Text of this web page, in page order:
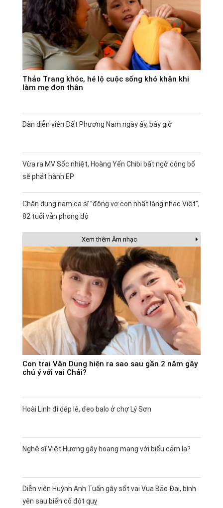
Thảo Trang khóc, hé lộ cuộc sống khó khăn khi
làm mẹ đơn thân
Dàn diễn viên Đất Phương Nam ngày ấy, bây giờ
Vừa ra MV Sốc nhiệt, Hoàng Yến Chibi bất ngờ công bố
sẽ phát hành EP
Chân dung nam ca sĩ "đông vợ con nhất làng nhạc Việt",
82 tuổi vẫn phong độ
Xem thêm Âm nhạc
Con trai Vân Dung hiện ra sao sau gần 2 năm gây
chú ý với vai Chải?
Hoài Linh đi dép lê, đeo balo ở chợ Lý Sơn
Nghệ sĩ Việt Hương gây hoang mang với biểu cảm lạ?
Diễn viên Huỳnh Anh Tuấn gây sốt vai Vua Bảo Đại, bình
yên sau biến cố đột quỵ